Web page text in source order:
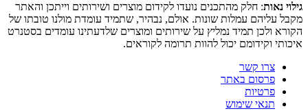
גילוי נאות: חלק מהתכנים נועדו לקידום מוצרים ושירותים וייתכן והאתר
מקבל עליהם עמלות שונות. אולם, נבהיר, שתמיד עומדת מולנו טובתו של
הקורא ולכן תמיד נמליץ על שירותים ומוצרים שלדעתינו עומדים בסטנרט
איכותי וקידומם יכול להוות תרומה לקוראים.
צרו קשר
פרסום באתר
פרטיות
תנאי שימוש